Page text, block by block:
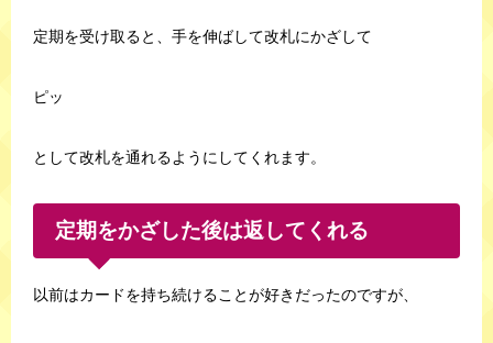
定期を受け取ると、手を伸ばして改札にかざして
ピッ
として改札を通れるようにしてくれます。
定期をかざした後は返してくれる
以前はカードを持ち続けることが好きだったのですが、